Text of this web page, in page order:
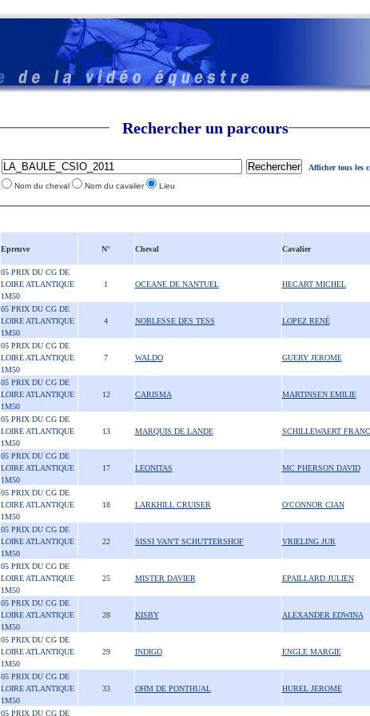
Rechercher un parcours
Afficher tous les
Nom du cheval Nom du cavalier Lieu
Epreuve N° Cheval Cavalier
05 PRIX DU CG DE
LOIRE ATLANTIQUE
1M50
1 OCEANE DE NANTUEL HECART MICHEL
05 PRIX DU CG DE
LOIRE ATLANTIQUE
1M50
4 NOBLESSE DES TESS LOPEZ RENÉ
05 PRIX DU CG DE
LOIRE ATLANTIQUE
1M50
7 WALDO GUERY JEROME
05 PRIX DU CG DE
LOIRE ATLANTIQUE
1M50
12 CARISMA MARTINSEN EMILIE
05 PRIX DU CG DE
LOIRE ATLANTIQUE
1M50
13 MARQUIS DE LANDE SCHILLEWAERT
05 PRIX DU CG DE
LOIRE ATLANTIQUE
1M50
17 LEONITAS MC PHERSON DAVID
05 PRIX DU CG DE
LOIRE ATLANTIQUE
1M50
18 LARKHILL CRUISER O'CONNOR CIAN
05 PRIX DU CG DE
LOIRE ATLANTIQUE
1M50
22 SISSI VAN'T SCHUTTERSHOF VRIELING JUR
05 PRIX DU CG DE
LOIRE ATLANTIQUE
1M50
25 MISTER DAVIER EPAILLARD JULIEN
05 PRIX DU CG DE
LOIRE ATLANTIQUE
1M50
28 KISBY ALEXANDER EDWINA
05 PRIX DU CG DE
LOIRE ATLANTIQUE
1M50
29 INDIGO ENGLE MARGIE
05 PRIX DU CG DE
LOIRE ATLANTIQUE
1M50
33 OHM DE PONTHUAL HUREL JEROME
05 PRIX DU CG DE